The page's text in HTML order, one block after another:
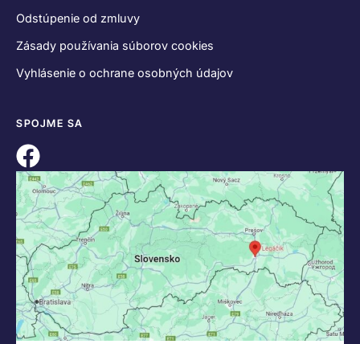
Odstúpenie od zmluvy
Zásady používania súborov cookies
Vyhlásenie o ochrane osobných údajov
SPOJME SA